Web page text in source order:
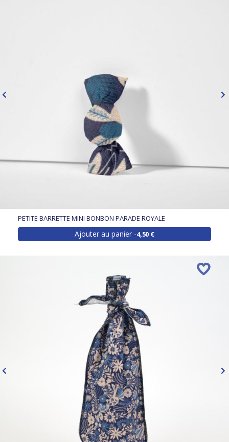
PETITE BARRETTE MINI BONBON PARADE ROYALE
Ajouter au panier 4,50 €